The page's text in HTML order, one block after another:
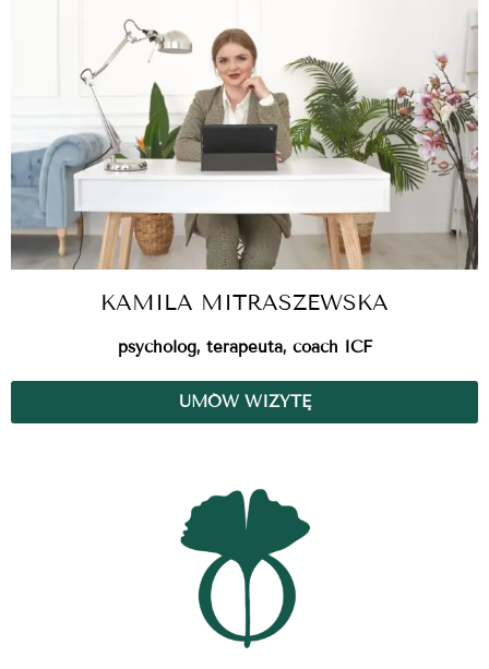
KAMILA MITRASZEWSKA
psycholog, terapeuta, coach ICF
UMÓW WIZYTĘ